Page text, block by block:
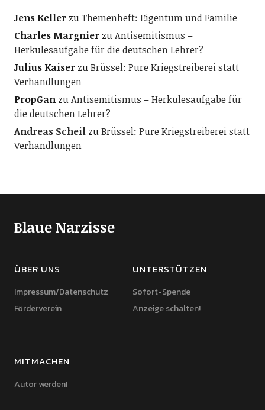
Jens KellerzuThemenheft: Eigentum und Familie
Charles MargnierzuAntisemitismus –
Herkulesaufgabe für die deutschen Lehrer?
Julius KaiserzuBrüssel: Pure Kriegstreiberei statt
Verhandlungen
PropGanzuAntisemitismus – Herkulesaufgabe für
die deutschen Lehrer?
Andreas ScheilzuBrüssel: Pure Kriegstreiberei statt
Verhandlungen
Blaue Narzisse
ÜBER UNS
Impressum/Datenschutz
Förderverein
UNTERSTÜTZEN
Sofort-Spende
Anzeige schalten!
MITMACHEN
Autor werden!